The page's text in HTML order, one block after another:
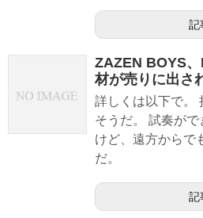
記
ZAZEN BOYS
材が売りに出さ
詳しくは以下で。
そうだ。 試奏が
けど、遠方からで
だ。
記